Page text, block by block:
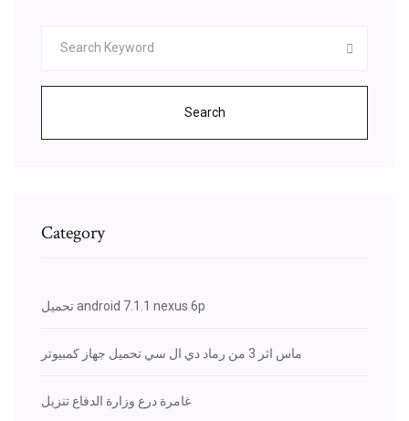
Search
Category
تحميل android 7.1.1 nexus 6p
ماس اثر 3 من رماد دي ال سي تحميل جهاز كمبيوتر
غامرة درع وزارة الدفاع تنزيل